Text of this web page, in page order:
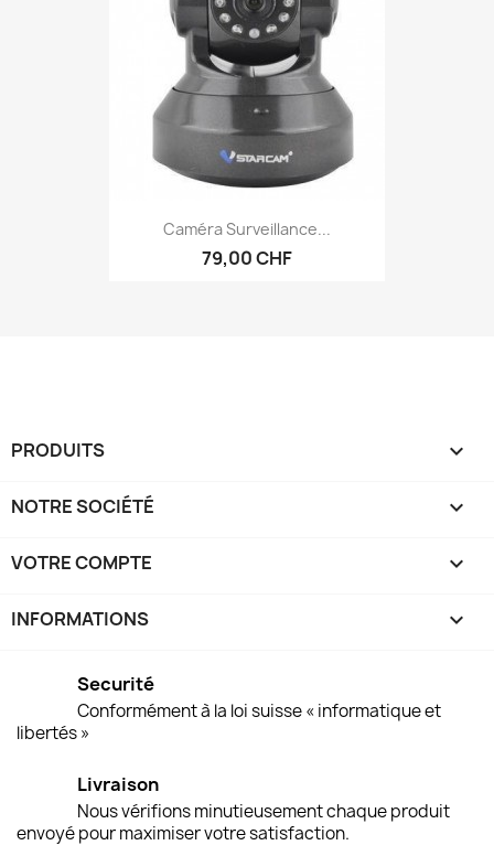
Caméra Surveillance...
79,00 CHF
PRODUITS 
NOTRE SOCIÉTÉ 
VOTRE COMPTE 
INFORMATIONS keyboard_arrow_down
Securité
Conformément à la loi suisse « informatique et
libertés »
Livraison
Nous vérifions minutieusement chaque produit
envoyé pour maximiser votre satisfaction.